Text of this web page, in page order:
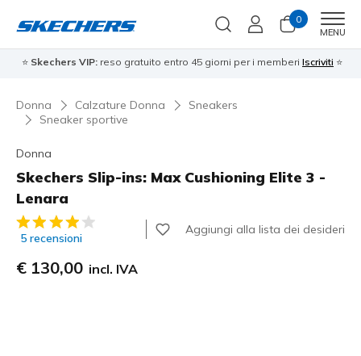
0
MENU
⭐ Skechers VIP:reso gratuito entro 45 giorni per i memberi Iscriviti⭐
Donna Calzature Donna
Sneakers
Sneaker sportive
Donna
Skechers Slip-ins: Max Cushioning Elite 3 -
Lenara
Valutazione cliente 4,4 su 5
5 recensioni
Aggiungi alla lista dei desideri
€ 130,00 incl. IVA